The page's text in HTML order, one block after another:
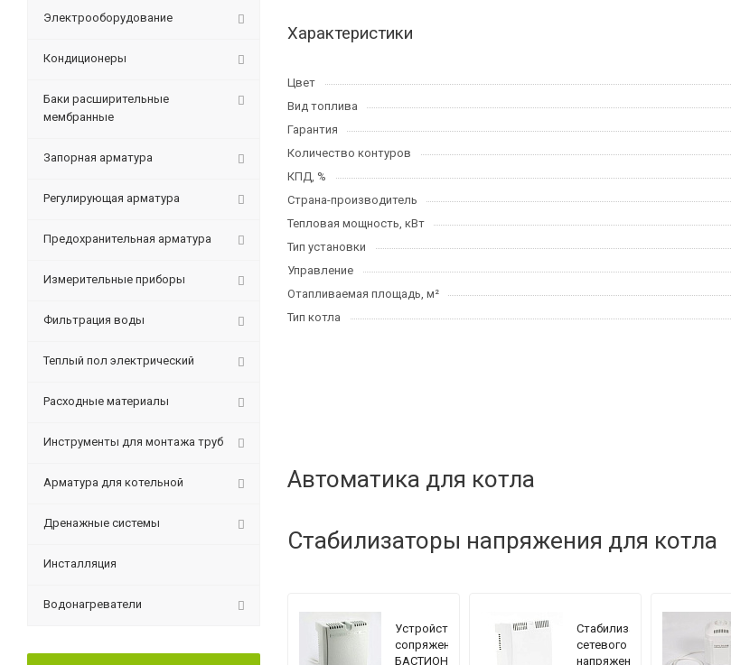
Характеристики
Цвет
Вид топлива
Гарантия
Количество контуров
КПД, %
Страна-производитель
Тепловая мощность, кВт
Тип установки
Управление
Отапливаемая площадь, м²
Тип котла
Автоматика для котла
Стабилизаторы напряжения для котла
Устройство
сопряжения
БАСТИОН
Стабилизатор
сетевого
напряжения
Электрооборудование
Кондиционеры
Баки расширительные
мембранные
Запорная арматура
Регулирующая арматура
Предохранительная арматура
Измерительные приборы
Фильтрация воды
Теплый пол электрический
Расходные материалы
Инструменты для монтажа труб
Арматура для котельной
Дренажные системы
Инсталляция
Водонагреватели